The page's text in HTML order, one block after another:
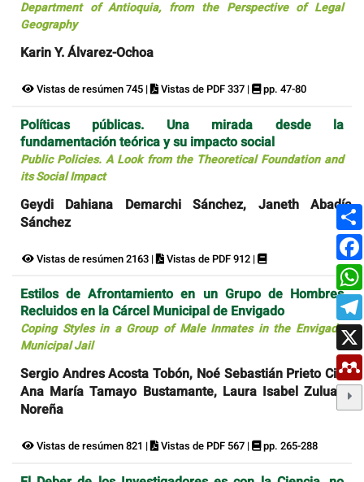
Department of Antioquia, from the Perspective of Legal
Geography
Karin Y. Álvarez-Ochoa
Vistas de resúmen 745 | Vistas de PDF 337 | pp. 47-80
Políticas públicas. Una mirada desde la
fundamentación teórica y su impacto social
Public Policies. A Look from the Theoretical Foundation and
its Social Impact
Geydi Dahiana Demarchi Sánchez, Janeth Abadía
Sánchez
Vistas de resúmen 2163 | Vistas de PDF 912 |
Estilos de Afrontamiento en un Grupo de Hombres
Recluidos en la Cárcel Municipal de Envigado
Coping Styles in a Group of Male Inmates in the Envigado
Municipal Jail
Sergio Andres Acosta Tobón, Noé Sebastián Prieto Ciro,
Ana María Tamayo Bustamante, Laura Isabel Zuluaga
Noreña
Vistas de resúmen 821 | Vistas de PDF 567 | pp. 265-288